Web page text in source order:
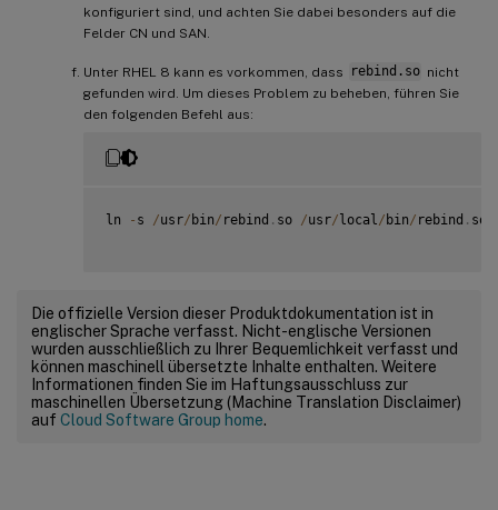
konfiguriert sind, und achten Sie dabei besonders auf die
Felder CN und SAN.
Unter RHEL 8 kann es vorkommen, dass rebind.so nicht
gefunden wird. Um dieses Problem zu beheben, führen Sie
den folgenden Befehl aus:
ln - s /usr/ bin/ rebind . so /usr/local / bin/ rebind . so
Die offizielle Version dieser Produktdokumentation ist in
englischer Sprache verfasst. Nicht-englische Versionen
wurden ausschließlich zu Ihrer Bequemlichkeit verfasst und
können maschinell übersetzte Inhalte enthalten. Weitere
Informationen finden Sie im Haftungsausschluss zur
maschinellen Übersetzung (Machine Translation Disclaimer)
auf Cloud Software Group home.